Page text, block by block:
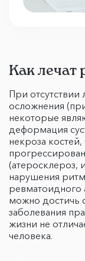
Как лечат
При отсутствии
осложнения
некоторые
деформация
некроза
(атеросклероз,
нарушения
ревматоидного
можно достичь
заболевания
жизни не
человека.